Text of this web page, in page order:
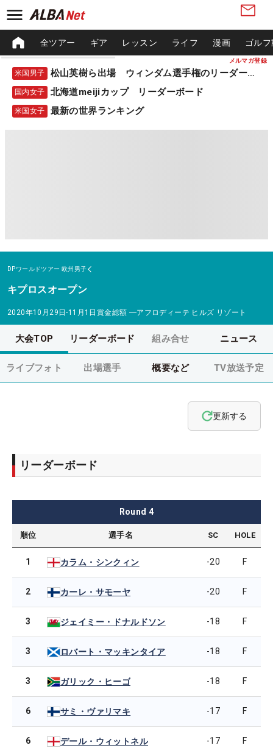
メルマガ登録
全ツアー ギア レッスン ライフ 漫画 ゴル
米国男子 松山英樹ら出場 ウィンダム選手権のリーダーボード
国内女子 北海道meijiカップ リーダーボード
米国女子 最新の世界ランキング
DPワールドツアー 欧州男子
キプロスオープン
2020年10月29日-11月1日 賞金総額 ―アフロディーテ ヒルズ リゾート
大会TOP リーダーボード 組み合せ ニュース
ライブフォト 出場選手 概要など TV放送予定
更新する
リーダーボード
Round 4
順位 選手名 SC HOLE
1 カラム・シンクィン -20 F
2 カーレ・サモーヤ -20 F
3 ジェイミー・ドナルドソン -18 F
3 ロバート・マッキンタイア -18 F
3 ガリック・ヒーゴ -18 F
6 サミ・ヴァリマキ -17 F
6 デール・ウィットネル -17 F